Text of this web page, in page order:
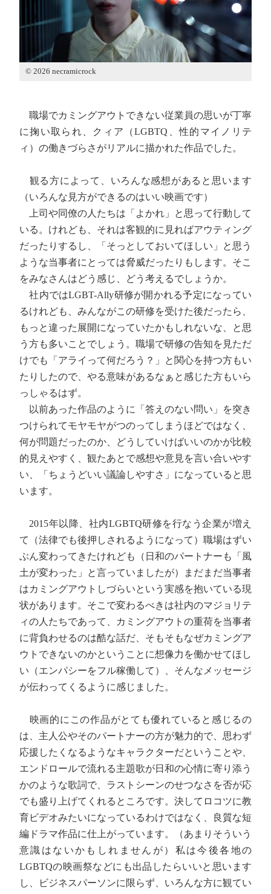
© 2026 necramicrock
職場でカミングアウトできない従業員の思いが丁寧
に掬い取られ、クィア（LGBTQ、性的マイノリテ
ィ）の働きづらさがリアルに描かれた作品でした。
観る方によって、いろんな感想があると思います
（いろんな見方ができるのはいい映画です）
上司や同僚の人たちは「よかれ」と思って行動して
いる。けれども、それは客観的に見ればアウティング
だったりするし、「そっとしておいてほしい」と思う
ような当事者にとっては脅威だったりもします。そこ
をみなさんはどう感じ、どう考えるでしょうか。
社内ではLGBT-Ally研修が開かれる予定になってい
るけれども、みんながこの研修を受けた後だったら、
もっと違った展開になっていたかもしれないな、と思
う方も多いことでしょう。職場で研修の告知を見ただ
けでも「アライって何だろう？」と関心を持つ方もい
たりしたので、やる意味があるなぁと感じた方もいら
っしゃるはず。
以前あった作品のように「答えのない問い」を突き
つけられてモヤモヤがつのってしまうほどではなく、
何が問題だったのか、どうしていけばいいのかが比較
的見えやすく、観たあとで感想や意見を言い合いやす
い、「ちょうどいい議論しやすさ」になっていると思
います。
2015年以降、社内LGBTQ研修を行なう企業が増え
て（法律でも後押しされるようになって）職場はずい
ぶん変わってきたけれども（日和のパートナーも「風
土が変わった」と言っていましたが）まだまだ当事者
はカミングアウトしづらいという実感を抱いている現
状があります。そこで変わるべきは社内のマジョリテ
ィの人たちであって、カミングアウトの重荷を当事者
に背負わせるのは酷な話だ、そもそもなぜカミングア
ウトできないのかということに想像力を働かせてほし
い（エンパシーをフル稼働して）、そんなメッセージ
が伝わってくるように感じました。
映画的にこの作品がとても優れていると感じるの
は、主人公やそのパートナーの方が魅力的で、思わず
応援したくなるようなキャラクターだということや、
エンドロールで流れる主題歌が日和の心情に寄り添う
かのような歌詞で、ラストシーンのせつなさを否が応
でも盛り上げてくれるところです。決してロコツに教
育ビデオみたいになっているわけではなく、良質な短
編ドラマ作品に仕上がっています。（あまりそういう
意識はないかもしれませんが）私は今後各地の
LGBTQの映画祭などにも出品したらいいと思います
し、ビジネスパーソンに限らず、いろんな方に観てい